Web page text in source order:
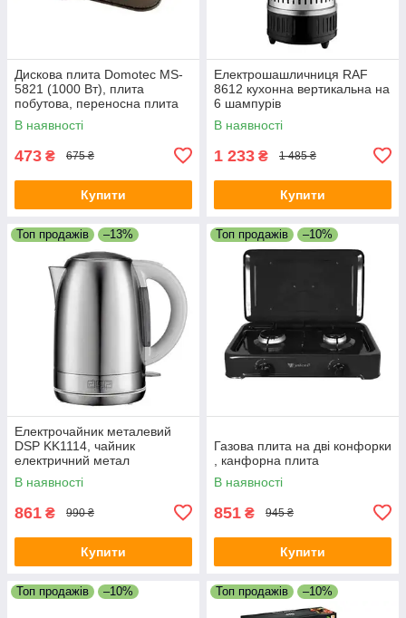
Дискова плита Domotec MS-
5821 (1000 Вт), плита
побутова, переносна плита
В наявності
473 ₴ 675 ₴
Купити
Електрошашличниця RAF
8612 кухонна вертикальна на
6 шампурів
В наявності
1 233 ₴ 1 485 ₴
Купити
Топ продажів –13%
Електрочайник металевий
DSP KK1114, чайник
електричний метал
В наявності
861 ₴ 990 ₴
Купити
Топ продажів –10%
Газова плита на дві конфорки
, канфорна плита
В наявності
851 ₴ 945 ₴
Купити
Топ продажів –10% Топ продажів –10%